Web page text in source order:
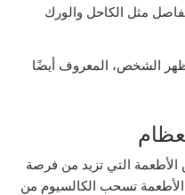
مثل الكاحل والورك
الشخص، المعروف أيضًا
التي تزيد من فرصة
تسحب الكالسيوم من